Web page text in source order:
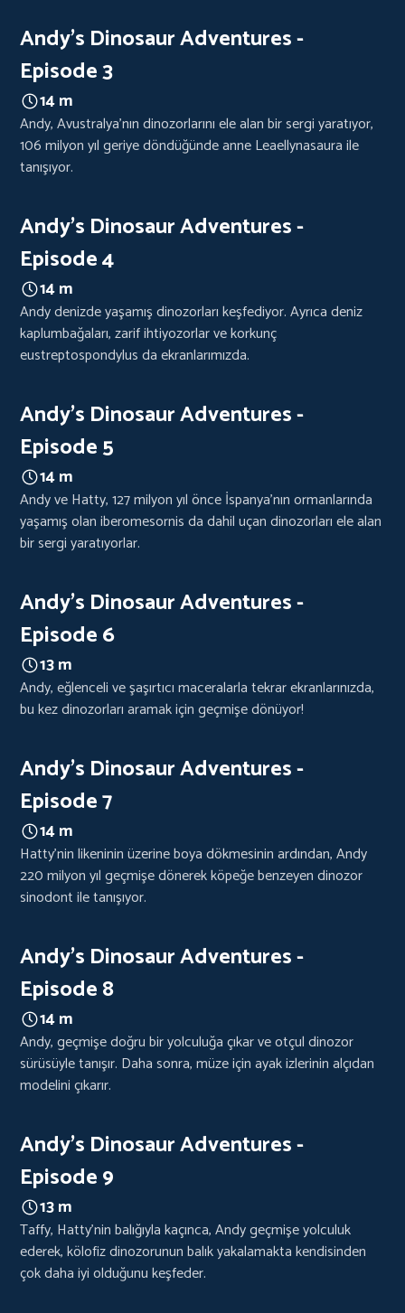
Andy's Dinosaur Adventures -
Episode 3
14 m
Andy, Avustralya'nın dinozorlarını ele alan bir sergi yaratıyor,
106 milyon yıl geriye döndüğünde anne Leaellynasaura ile
tanışıyor.
Andy's Dinosaur Adventures -
Episode 4
14 m
Andy denizde yaşamış dinozorları keşfediyor. Ayrıca deniz
kaplumbağaları, zarif ihtiyozorlar ve korkunç
eustreptospondylus da ekranlarımızda.
Andy's Dinosaur Adventures -
Episode 5
14 m
Andy ve Hatty, 127 milyon yıl önce İspanya'nın ormanlarında
yaşamış olan iberomesornis da dahil uçan dinozorları ele alan
bir sergi yaratıyorlar.
Andy's Dinosaur Adventures -
Episode 6
13 m
Andy, eğlenceli ve şaşırtıcı maceralarla tekrar ekranlarınızda,
bu kez dinozorları aramak için geçmişe dönüyor!
Andy's Dinosaur Adventures -
Episode 7
14 m
Hatty'nin likeninin üzerine boya dökmesinin ardından, Andy
220 milyon yıl geçmişe dönerek köpeğe benzeyen dinozor
sinodont ile tanışıyor.
Andy's Dinosaur Adventures -
Episode 8
14 m
Andy, geçmişe doğru bir yolculuğa çıkar ve otçul dinozor
sürüsüyle tanışır. Daha sonra, müze için ayak izlerinin alçıdan
modelini çıkarır.
Andy's Dinosaur Adventures -
Episode 9
13 m
Taffy, Hatty'nin balığıyla kaçınca, Andy geçmişe yolculuk
ederek, kölofiz dinozorunun balık yakalamakta kendisinden
çok daha iyi olduğunu keşfeder.